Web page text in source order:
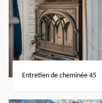
Entretien de cheminée 45